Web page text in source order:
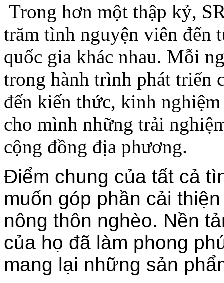
Trong hơn một thập kỷ,
trăm tình nguyện viên đến
quốc gia khác nhau. Mỗi
trong hành trình phát triển
đến kiến thức, kinh
cho mình những trải
cộng đồng địa phương.
Điểm chung của tất cả
muốn góp phần cải
nông thôn nghèo. Nền
của họ đã làm phong
mang lại những sản